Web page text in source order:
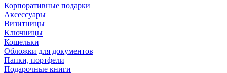
Корпоративные подарки
Аксессуары
Визитницы
Ключницы
Кошельки
Обложки для документов
Папки, портфели
Подарочные книги